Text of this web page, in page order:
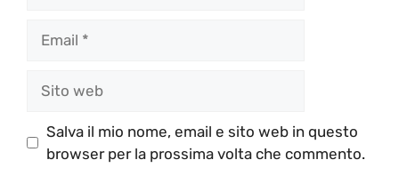
web
Salva il mio nome, email e sito web in questo
browser per la prossima volta che commento.